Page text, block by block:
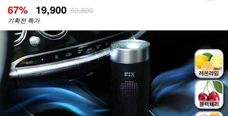
67% 19,900 59,800
기획전 특가